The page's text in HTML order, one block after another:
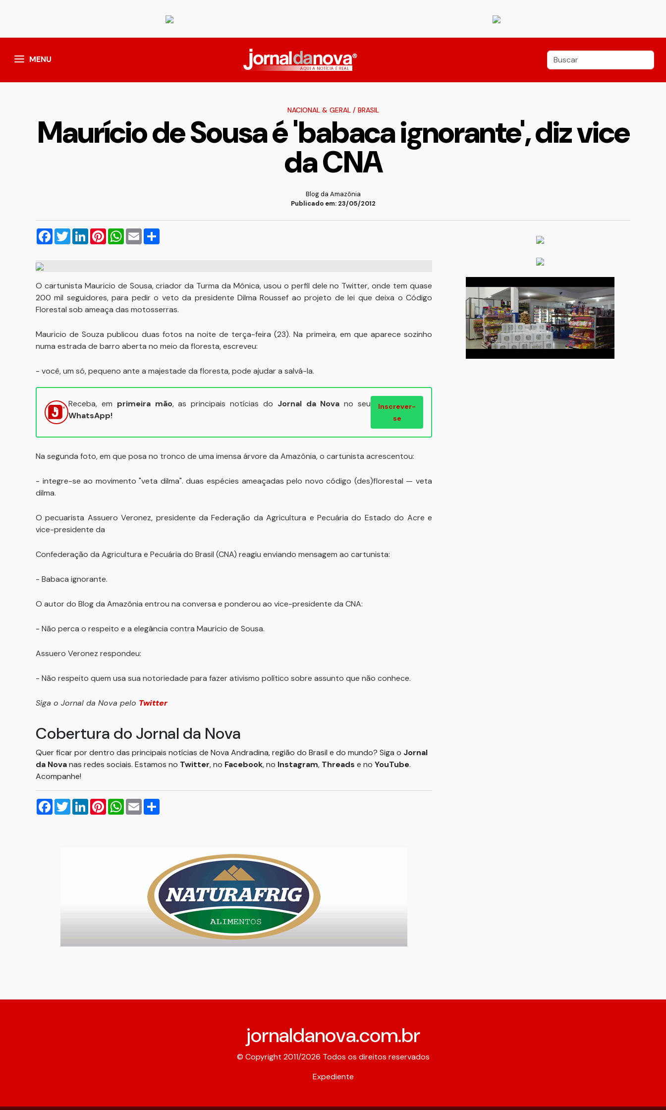
MENU
NACIONAL & GERAL/ BRASIL
Maurício de Sousa é 'babaca ignorante', diz vice
da CNA
Blog da Amazônia
Publicado em: 23/05/2012
Facebook
TwitterLinkedInPinterestWhatsApp
Email
O cartunista Mauricio de Sousa, criador da Turma da Mônica, usou o perfil dele no Twitter, onde tem quase
200 mil seguidores, para pedir o veto da presidente Dilma Roussef ao projeto de lei que deixa o Código
Florestal sob ameaça das motosserras.
Mauricio de Souza publicou duas fotos na noite de terça-feira (23). Na primeira, em que aparece sozinho
numa estrada de barro aberta no meio da floresta, escreveu:
- você, um só, pequeno ante a majestade da floresta, pode ajudar a salvá-la.
Receba, em primeira mão, as principais notícias do Jornal da Nova no seu
WhatsApp!
Inscrever-
se
Na segunda foto, em que posa no tronco de uma imensa árvore da Amazônia, o cartunista acrescentou:
- integre-se ao movimento "veta dilma". duas espécies ameaçadas pelo novo código (des)florestal — veta
dilma.
O pecuarista Assuero Veronez, presidente da Federação da Agricultura e Pecuária do Estado do Acre e
vice-presidente da
Confederação da Agricultura e Pecuária do Brasil (CNA) reagiu enviando mensagem ao cartunista:
- Babaca ignorante.
O autor do Blog da Amazônia entrou na conversa e ponderou ao vice-presidente da CNA:
- Não perca o respeito e a elegância contra Mauricio de Sousa.
Assuero Veronez respondeu:
- Não respeito quem usa sua notoriedade para fazer ativismo político sobre assunto que não conhece.
Siga o Jornal da Nova pelo Twitter
Cobertura do Jornal da Nova
Quer ficar por dentro das principais notícias de Nova Andradina, região do Brasil e do mundo? Siga o Jornal
da Novanas redes sociais. Estamos no Twitter, no Facebook, no Instagram, Threads e no YouTube.
Acompanhe!
Facebook
TwitterLinkedInPinterestWhatsApp
Email
jornaldanova.com.br
© Copyright 2011/2026 Todos os direitos reservados
Expediente